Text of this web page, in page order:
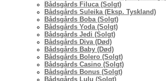
Bådsgårds Filuca (Solgt)
Bådsgårds Suleika (Eksp. Tyskland)
Bådsgårds Boba (Solgt)
Bådsgårds Yoda (Solgt)
Bådsgårds Jedi (Solgt)
Bådsgårds Diva (Død)
Bådsgårds Baby (Død)
Bådsgårds Bolero (Solgt)
Bådsgårds Casino (Solgt)
Bådsgårds Bonus (Solgt)
Bådsgårds Lulu (Solgt)